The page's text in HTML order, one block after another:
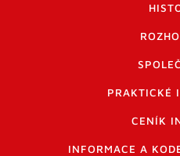
PRAKTICKÉ
CENÍK
INFORMACE A